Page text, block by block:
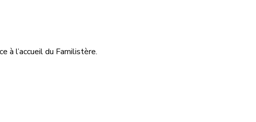
à l’accueil du Familistère.